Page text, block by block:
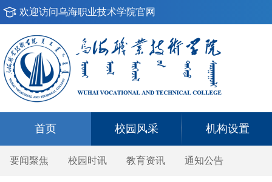
欢迎访问乌海职业技术学院官网
首页 校园风采 机构设置
要闻聚焦 校园时讯 教育资讯 通知公告